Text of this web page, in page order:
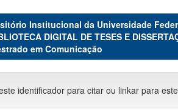
Institucional da Universidade
DIGITAL DE TESES E
em Comunicação
identificador para citar ou linkar para